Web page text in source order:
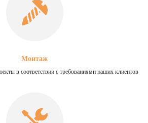
Монтаж
в соответствии с требованиями наших клиентов